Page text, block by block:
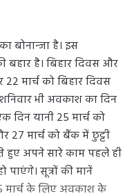
बोनान्जा है। इस
बहार है। बिहार दिवस और
मार्च को बिहार दिवस
भी अवकाश का दिन
दिन यानी 25 मार्च को
27 मार्च को बैंक में छुट्टी
हुए अपने सारे काम पहले ही
सूत्रों की मानें
मार्च के लिए अवकाश के